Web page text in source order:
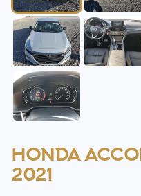
HONDA
2021